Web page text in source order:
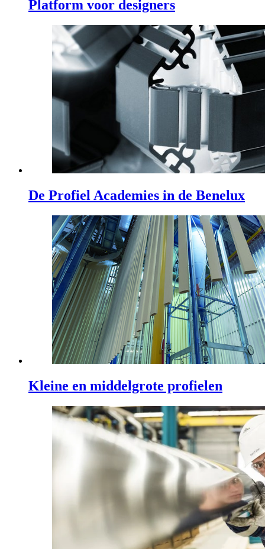
Platform voor designers
De Profiel Academies in de Benelux
Kleine en middelgrote profielen